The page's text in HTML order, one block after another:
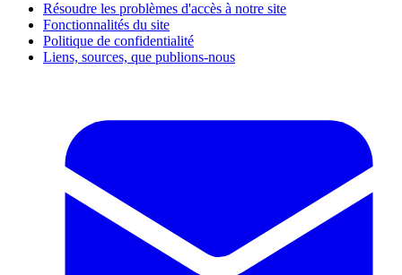
Résoudre les problèmes d'accès à notre site
Fonctionnalités du site
Politique de confidentialité
Liens, sources, que publions-nous